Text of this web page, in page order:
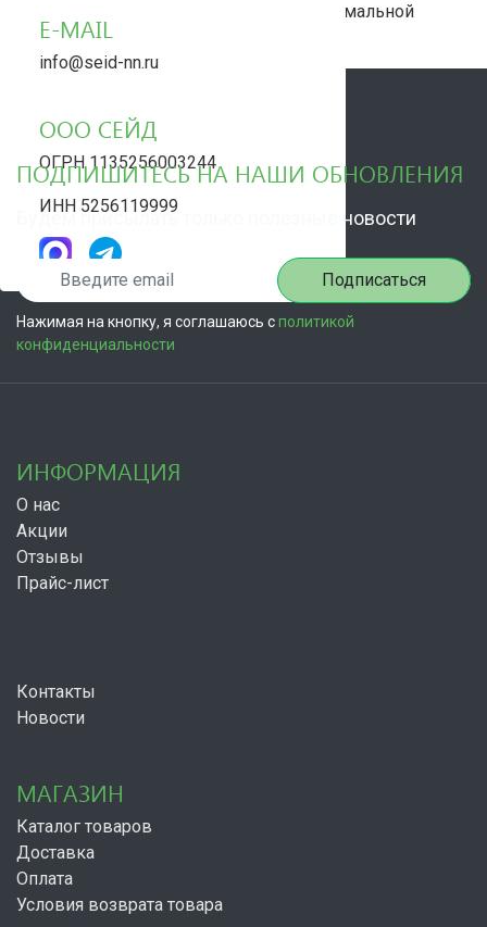
воплотим его в реальность с максимальной
эффективностью
E-MAIL
info@seid-nn.ru
ООО СЕЙД
ОГРН 1135256003244
ИНН 5256119999
ПОДПИШИТЕСЬ НА НАШИ ОБНОВЛЕНИЯ
Будем присылать только полезные новости
Подписаться
Нажимая на кнопку, я соглашаюсь сполитикой
конфиденциальности
ИНФОРМАЦИЯ
О нас
Акции
Отзывы
Прайс-лист
Контакты
Новости
МАГАЗИН
Каталог товаров
Доставка
Оплата
Условия возврата товара